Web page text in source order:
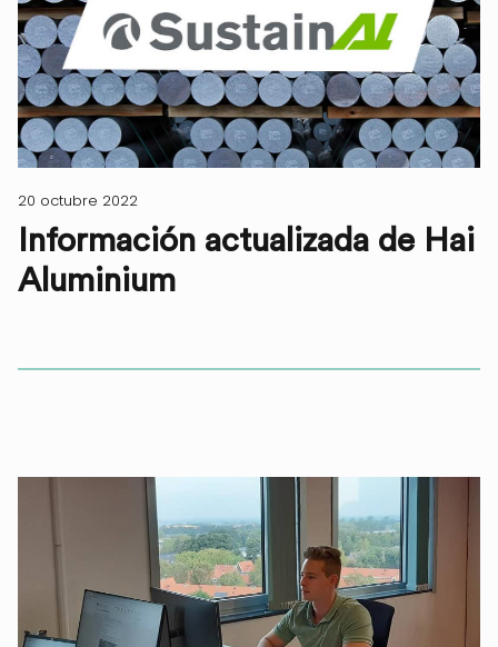
20 octubre 2022
Información actualizada de Hai
Aluminium